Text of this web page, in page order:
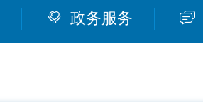
政务服务